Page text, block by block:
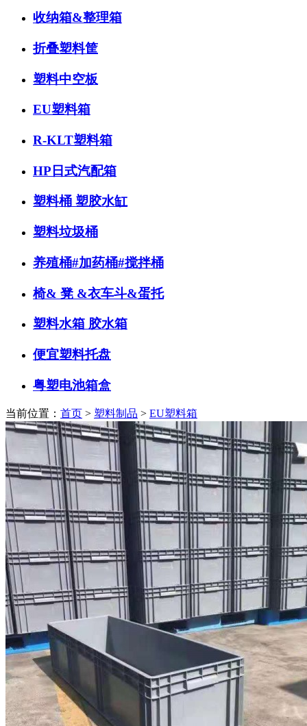
收纳箱&整理箱
折叠塑料筐
塑料中空板
EU塑料箱
R-KLT塑料箱
HP日式汽配箱
塑料桶 塑胶水缸
塑料垃圾桶
养殖桶#加药桶#搅拌桶
椅& 凳 &衣车斗&蛋托
塑料水箱 胶水箱
便宜塑料托盘
粤塑电池箱盒
当前位置： 首页 > 塑料制品 > EU塑料箱